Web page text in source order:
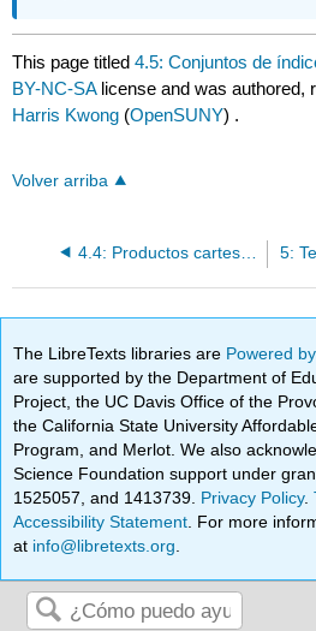
This page titled4.5: Conjuntos de
BY-NC-SA license and was authored,
Harris Kwong (OpenSUNY) .
Volver arriba
4.4: Productos cartesianos
The LibreTexts libraries are Powered
are supported by the Department of
Project, the UC Davis Office of the
the California State University
Program, and Merlot. We also
Science Foundation support under
1525057, and 1413739. Privacy Policy.
Accessibility Statement . For more
at info@libretexts.org